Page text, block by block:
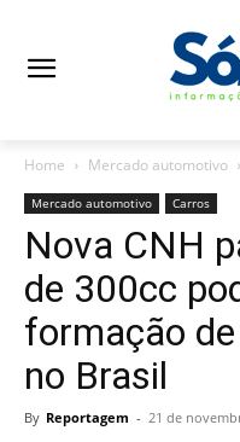
Home Mercado automotivo
Mercado automotivo Carros
Nova CNH
de 300cc
formação
no Brasil
By Reportagem - 21 de